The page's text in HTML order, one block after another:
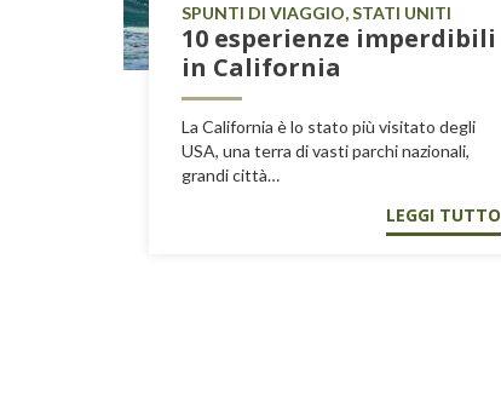
SPUNTI DI VIAGGIO, STATI UNITI
10 esperienze imperdibili
in California
La California è lo stato più visitato degli
USA, una terra di vasti parchi nazionali,
grandi città…
LEGGI TUTTO